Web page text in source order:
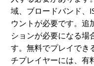
域、ブロードバンド、
ウントが必要です。追
ションが必要になる場
す。無料でプレイでき
チプレイヤーには、有